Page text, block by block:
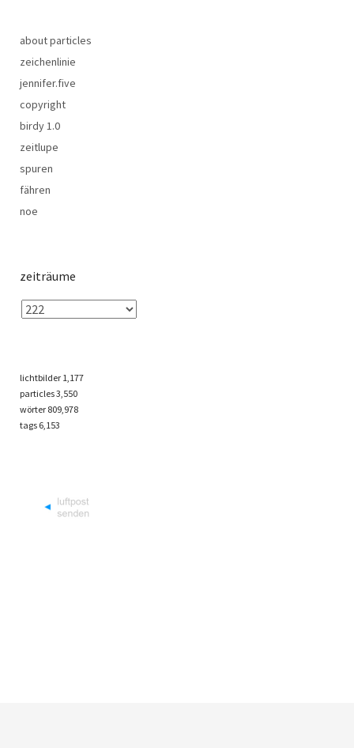
about particles
zeichenlinie
jennifer.five
copyright
birdy 1.0
zeitlupe
spuren
fähren
noe
zeiträume
lichtbilder 1,177
particles3,550
wörter 809,978
tags 6,153